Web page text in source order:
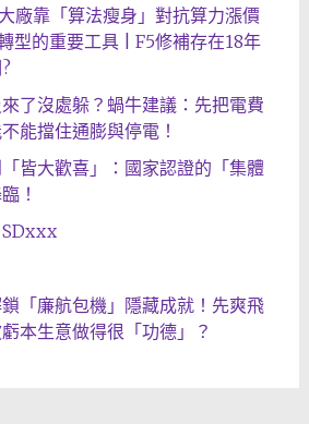
廠靠「算法瘦身」對抗算力漲價
型的重要工具 | F5修補存在18年
來了沒處躲？蝸牛建議：先把電費
能擋住通膨與停電！
皆大歡喜」：國家認證的「集體
！
SDxxx
鎖「廉航包機」隱藏成就！先爽飛
本生意做得很「功德」？